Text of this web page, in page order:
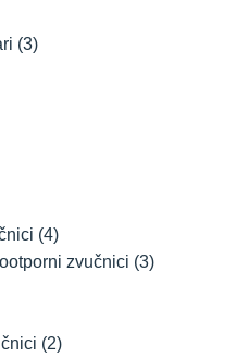
(3)
(4)
zvučnici (3)
(2)